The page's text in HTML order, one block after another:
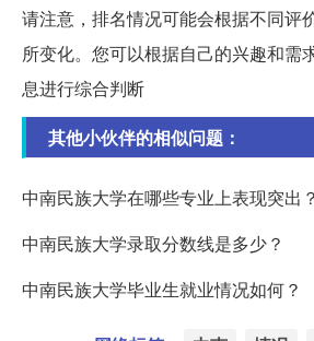
请注意，排名情况可能会根据不同评
所变化。您可以根据自己的兴趣和需
息进行综合判断
其他小伙伴的相似问题：
中南民族大学在哪些专业上表现突出？
中南民族大学录取分数线是多少？
中南民族大学毕业生就业情况如何？